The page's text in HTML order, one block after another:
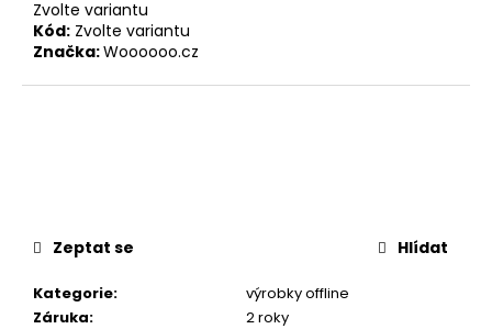
Zvolte variantu
Kód: Zvolte variantu
Značka:Woooooo.cz
Kategorie:
výrobky offline
Záruka:
2 roky
Zeptat se Hlídat